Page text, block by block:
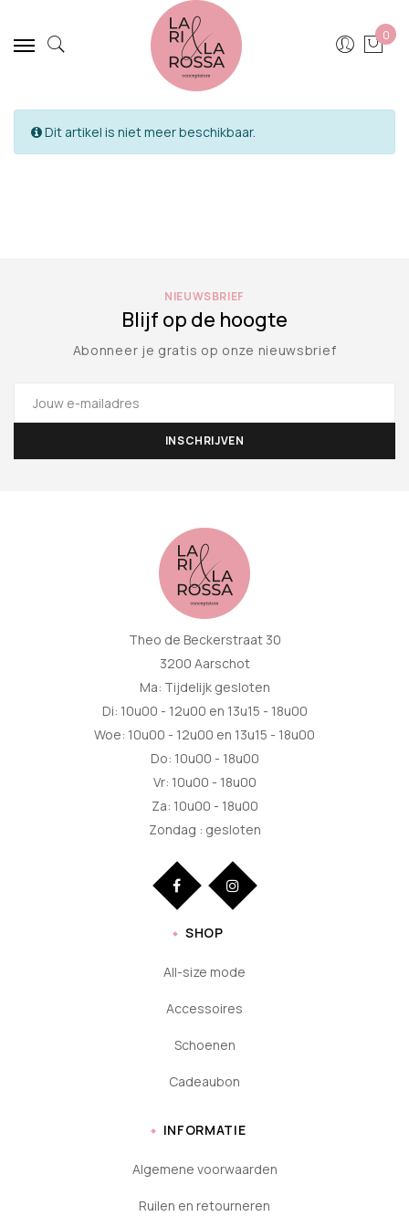
0
Dit artikel is niet meer beschikbaar.
NIEUWSBRIEF
Blijf op de hoogte
Abonneer je gratis op onze nieuwsbrief
Theo de Beckerstraat 30
3200 Aarschot
Ma: Tijdelijk gesloten
Di: 10u00 - 12u00 en 13u15 - 18u00
Woe: 10u00 - 12u00 en 13u15 - 18u00
Do: 10u00 - 18u00
Vr: 10u00 - 18u00
Za: 10u00 - 18u00
Zondag : gesloten
SHOP
All-size mode
Accessoires
Schoenen
Cadeaubon
INFORMATIE
Algemene voorwaarden
Ruilen en retourneren